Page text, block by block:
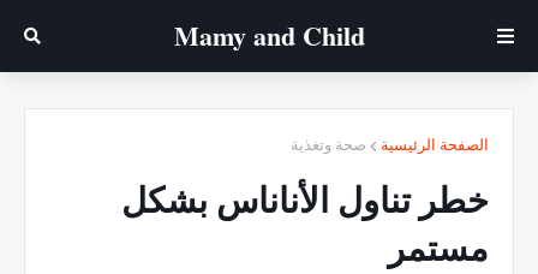
Mamy ‎and ‎Child
الصفحة الرئيسية صحة وتغذية
خطر تناول الأناناس بشكل
مستمر